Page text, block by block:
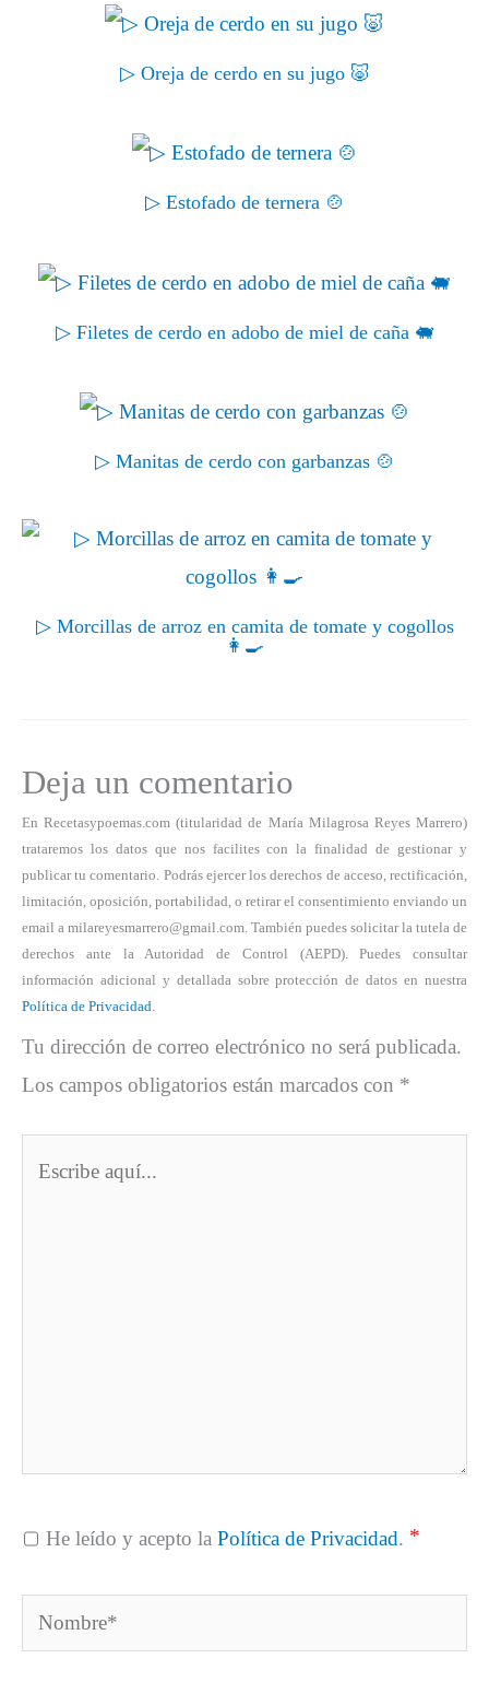
▷ Oreja de cerdo en su jugo 🐷
▷ Estofado de ternera 🍲
▷ Filetes de cerdo en adobo de miel de caña 🐖
▷ Manitas de cerdo con garbanzas 🍲
▷ Morcillas de arroz en camita de tomate y cogollos
👩‍🍳
Deja un comentario
En Recetasypoemas.com (titularidad de María Milagrosa Reyes Marrero)
trataremos los datos que nos facilites con la finalidad de gestionar y
publicar tu comentario. Podrás ejercer los derechos de acceso, rectificación,
limitación, oposición, portabilidad, o retirar el consentimiento enviando un
email a milareyesmarrero@gmail.com. También puedes solicitar la tutela de
derechos ante la Autoridad de Control (AEPD). Puedes consultar
información adicional y detallada sobre protección de datos en nuestra
Política de Privacidad
Tu dirección de correo electrónico no será publicada.
Los campos obligatorios están marcados con *
He leído y acepto la Política de Privacidad. *
Nombre*